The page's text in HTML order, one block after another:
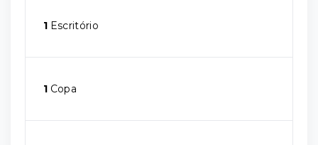
1 Escritório
1 Copa